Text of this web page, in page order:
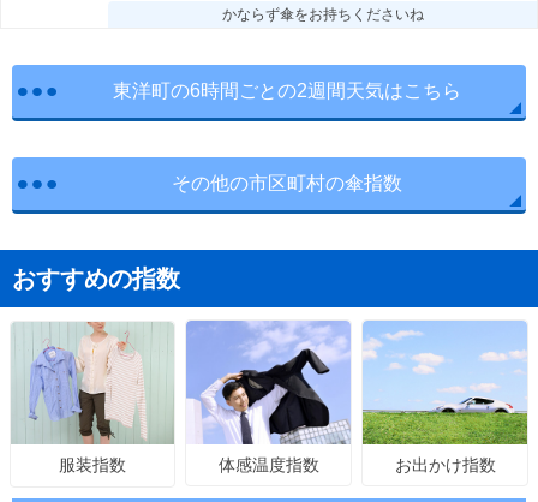
かならず傘をお持ちくださいね
東洋町の6時間ごとの2週間天気はこちら
その他の市区町村の傘指数
おすすめの指数
服装指数 体感温度指数 お出かけ指数